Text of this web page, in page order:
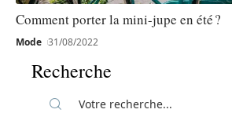
Comment porter la mini-jupe en été ?
Mode 31/08/2022
Recherche